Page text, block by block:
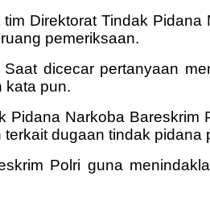
Direktorat Tindak
pemeriksaan.
dicecar pertanyaan
kata pun.
Narkoba
dugaan tindak
Polri guna